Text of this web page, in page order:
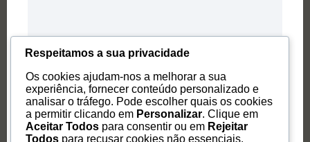
Respeitamos a sua privacidade
Os cookies ajudam-nos a melhorar a sua
experiência, fornecer conteúdo personalizado e
analisar o tráfego. Pode escolher quais os cookies
a permitir clicando em Personalizar. Clique em
Aceitar Todos para consentir ou em Rejeitar
Todos para recusar cookies não essenciais.